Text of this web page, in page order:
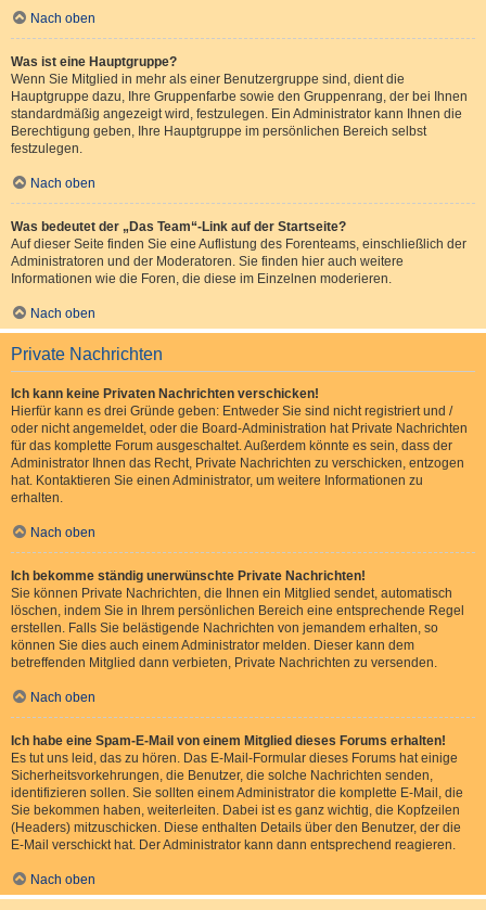
Nach oben
Was ist eine Hauptgruppe?
Wenn Sie Mitglied in mehr als einer Benutzergruppe sind, dient die
Hauptgruppe dazu, Ihre Gruppenfarbe sowie den Gruppenrang, der bei Ihnen
standardmäßig angezeigt wird, festzulegen. Ein Administrator kann Ihnen die
Berechtigung geben, Ihre Hauptgruppe im persönlichen Bereich selbst
festzulegen.
Nach oben
Was bedeutet der „Das Team“-Link auf der Startseite?
Auf dieser Seite finden Sie eine Auflistung des Forenteams, einschließlich der
Administratoren und der Moderatoren. Sie finden hier auch weitere
Informationen wie die Foren, die diese im Einzelnen moderieren.
Nach oben
Private Nachrichten
Ich kann keine Privaten Nachrichten verschicken!
Hierfür kann es drei Gründe geben: Entweder Sie sind nicht registriert und /
oder nicht angemeldet, oder die Board-Administration hat Private Nachrichten
für das komplette Forum ausgeschaltet. Außerdem könnte es sein, dass der
Administrator Ihnen das Recht, Private Nachrichten zu verschicken, entzogen
hat. Kontaktieren Sie einen Administrator, um weitere Informationen zu
erhalten.
Nach oben
Ich bekomme ständig unerwünschte Private Nachrichten!
Sie können Private Nachrichten, die Ihnen ein Mitglied sendet, automatisch
löschen, indem Sie in Ihrem persönlichen Bereich eine entsprechende Regel
erstellen. Falls Sie belästigende Nachrichten von jemandem erhalten, so
können Sie dies auch einem Administrator melden. Dieser kann dem
betreffenden Mitglied dann verbieten, Private Nachrichten zu versenden.
Nach oben
Ich habe eine Spam-E-Mail von einem Mitglied dieses Forums erhalten!
Es tut uns leid, das zu hören. Das E-Mail-Formular dieses Forums hat einige
Sicherheitsvorkehrungen, die Benutzer, die solche Nachrichten senden,
identifizieren sollen. Sie sollten einem Administrator die komplette E-Mail, die
Sie bekommen haben, weiterleiten. Dabei ist es ganz wichtig, die Kopfzeilen
(Headers) mitzuschicken. Diese enthalten Details über den Benutzer, der die
E-Mail verschickt hat. Der Administrator kann dann entsprechend reagieren.
Nach oben